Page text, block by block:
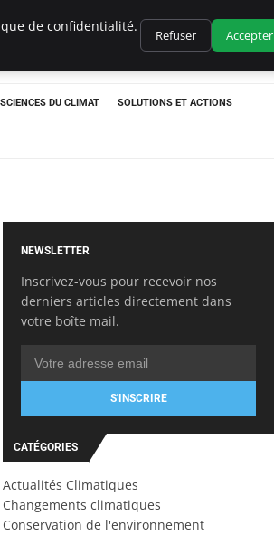
SCIENCES DU CLIMAT SOLUTIONS ET ACTIONS
NEWSLETTER
Inscrivez-vous pour recevoir nos
derniers articles directement dans
votre boîte mail.
S'INSCRIRE
CATÉGORIES
Actualités Climatiques
Changements climatiques
Conservation de l'environnement
de confidentialité.
Refuser Accepter